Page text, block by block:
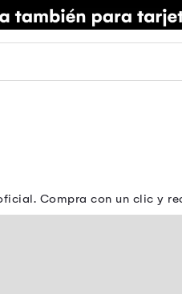
Compra con un clic y